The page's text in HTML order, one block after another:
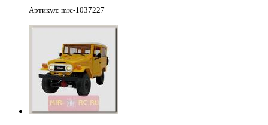
Артикул: mrc-1037227